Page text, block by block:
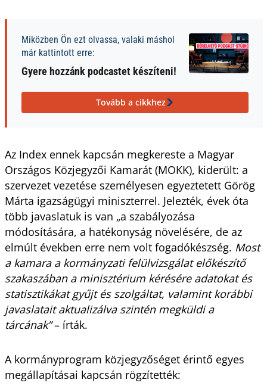
Miközben Ön ezt olvassa, valaki máshol
már kattintott erre:
Gyere hozzánk podcastet készíteni!
Tovább a cikkhez
Az Index ennek kapcsán megkereste a Magyar
Országos Közjegyzői Kamarát (MOKK), kiderült: a
szervezet vezetése személyesen egyeztetett Görög
Márta igazságügyi miniszterrel. Jelezték, évek óta
több javaslatuk is van „a szabályozása
módosítására, a hatékonyság növelésére, de az
elmúlt években erre nem volt fogadókészség. Most
a kamara a kormányzati felülvizsgálat előkészítő
szakaszában a minisztérium kérésére adatokat és
statisztikákat gyűjt és szolgáltat, valamint korábbi
javaslatait aktualizálva szintén megküldi a
tárcának”– írták.
A kormányprogram közjegyzőséget érintő egyes
megállapításai kapcsán rögzítették: